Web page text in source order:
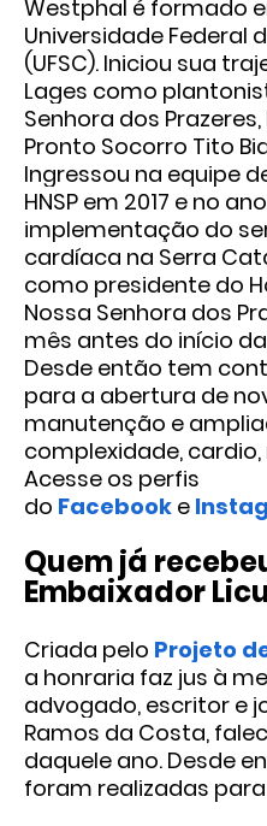
Westphal é formado
Universidade Federal
(UFSC). Iniciou sua
Lages como
Senhora dos
Pronto Socorro Tito
Ingressou na equipe
HNSP em 2017 e no
implementação do
cardíaca na Serra
como presidente do
Nossa Senhora dos
mês antes do início
Desde então tem
para a abertura de
manutenção e
complexidade,
Acesse os perfis
do Facebook e
Quem já
Embaixador
Criada pelo Projeto
a honraria faz jus à
advogado, escritor e
Ramos da Costa,
daquele ano. Desde
foram realizadas